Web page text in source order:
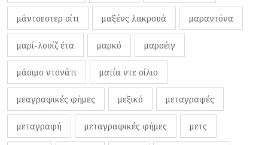
μάντσεστερ σίτι μαξένς λακρουά μαραντόνα
μαρί-λουίζ έτα μαρκό μαρσέιγ
μάσιμο ντονάτι ματία ντε σίλιο
μεαγραφικές φήμες μεξικό μεταγραφές
μεταγραφή μεταγραφικές φήμες μετς